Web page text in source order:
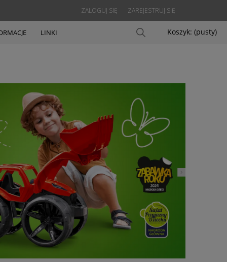
ZAREJESTRUJ SIĘ
ZALOGUJ SIĘ
Koszyk: (pusty)
LINKI